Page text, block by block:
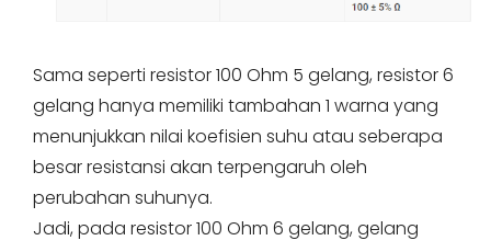
Sama seperti resistor 100 Ohm 5 gelang, resistor 6
gelang hanya memiliki tambahan 1 warna yang
menunjukkan nilai koefisien suhu atau seberapa
besar resistansi akan terpengaruh oleh
perubahan suhunya.
Jadi, pada resistor 100 Ohm 6 gelang, gelang